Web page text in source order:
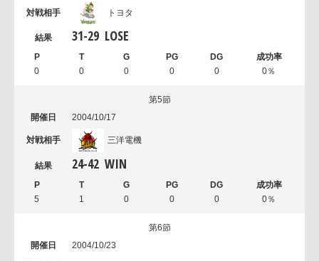
トヨタ
31-29 LOSE
0 0 0 0 0 0％
第5節
2004/10/17
三洋電機
24-42 WIN
5 1 0 0 0 0％
第6節
2004/10/23